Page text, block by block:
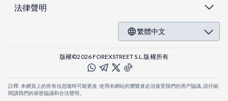
法律聲明
繁體中文
版權©2026 FOREXSTREET S.L.版權所有
註釋: 本網頁上的所有信息隨時可能更改. 使用本網站的瀏覽者必須接受我們的用戶協議. 請仔細
閱讀我們的保密協議和合法聲明。